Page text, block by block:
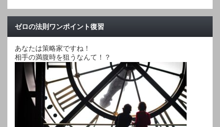
ゼロの法則ワンポイント復習
あなたは策略家ですね！
相手の満腹時を狙うなんて！？